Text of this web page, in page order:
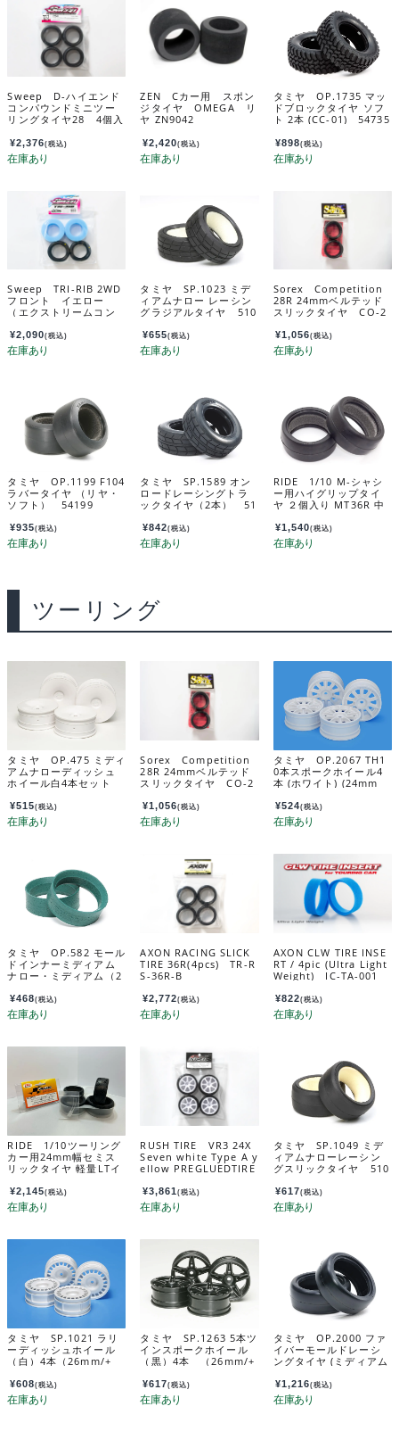
Sweep D-ハイエンド
コンパウンドミニツー
リングタイヤ28 4個入
28
¥2,376(税込)
ZEN Cカー用 スポン
ジタイヤ OMEGA リ
ヤ ZN9042
¥2,420(税込)
タミヤ OP.1735 マッ
ドブロックタイヤ ソフ
ト 2本 (CC-01) 54735
¥898(税込)
Sweep TRI-RIB 2WD
フロント イエロー
（エクストリームコン
ープンセルインナー
付 SW-120Y
¥2,090(税込)
タミヤ SP.1023 ミデ
ィアムナロー レーシン
グラジアルタイヤ 510
¥655(税込)
Sorex Competition
28R 24mmベルテッド
スリックタイヤ CO-2
¥1,056(税込)
タミヤ OP.1199 F104
ラバータイヤ （リヤ・
ソフト） 54199
¥935(税込)
タミヤ SP.1589 オン
ロードレーシングトラ
ックタイヤ（2本） 51
¥842(税込)
RIDE 1/10 M-シャシ
ー用ハイグリップタイ
ヤ ２個入り MT36R 中
付属） 1/10 M-Chassi
s High grip tires MT3
6R (Hi-Mid Temp/LT i
¥1,540(税込)
ツーリング
タミヤ OP.475 ミディ
アムナローディッシュ
ホイール白4本セット
5
¥515(税込)
Sorex Competition
28R 24mmベルテッド
スリックタイヤ CO-2
¥1,056(税込)
タミヤ OP.2067 TH1
0本スポークホイール4
本 (ホワイト) (24mm
67
¥524(税込)
タミヤ OP.582 モール
ドインナーミディアム
ナロー・ミディアム（2
¥468(税込)
AXON RACING SLICK
TIRE 36R(4pcs) TR-R
S-36R-B
¥2,772(税込)
AXON CLW TIRE INSE
RT / 4pic (Ultra Light
Weight) IC-TA-001
¥822(税込)
RIDE 1/10ツーリング
カー用24mm幅セミス
リックタイヤ 軽量LTイ
り 34133
¥2,145(税込)
RUSH TIRE VR3 24X
Seven white Type A y
ellow PREGLUEDTIRE
¥3,861(税込)
タミヤ SP.1049 ミデ
ィアムナローレーシン
グスリックタイヤ 510
¥617(税込)
タミヤ SP.1021 ラリ
ーディッシュホイール
（白）4本（26mm/+
¥608(税込)
タミヤ SP.1263 5本ツ
インスポークホイール
（黒）4本 （26mm/+
¥617(税込)
タミヤ OP.2000 ファ
イバーモールドレーシ
ングタイヤ (ミディアム
¥1,216(税込)